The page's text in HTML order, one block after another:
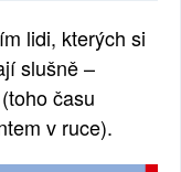
lidi, kterých si
slušně –
času
v ruce).